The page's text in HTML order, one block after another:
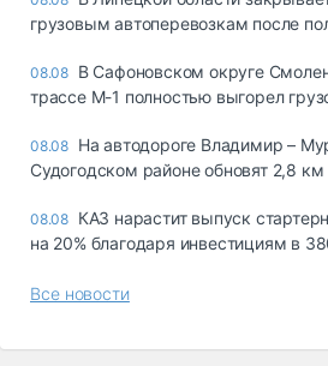
грузовым автоперевозкам после
08.08 В Сафоновском округе
трассе М-1 полностью выгорел
08.08 На автодороге Владимир –
Судогодском районе обновят 2,8 км
08.08 КАЗ нарастит выпуск
на 20% благодаря инвестициям в
Все новости